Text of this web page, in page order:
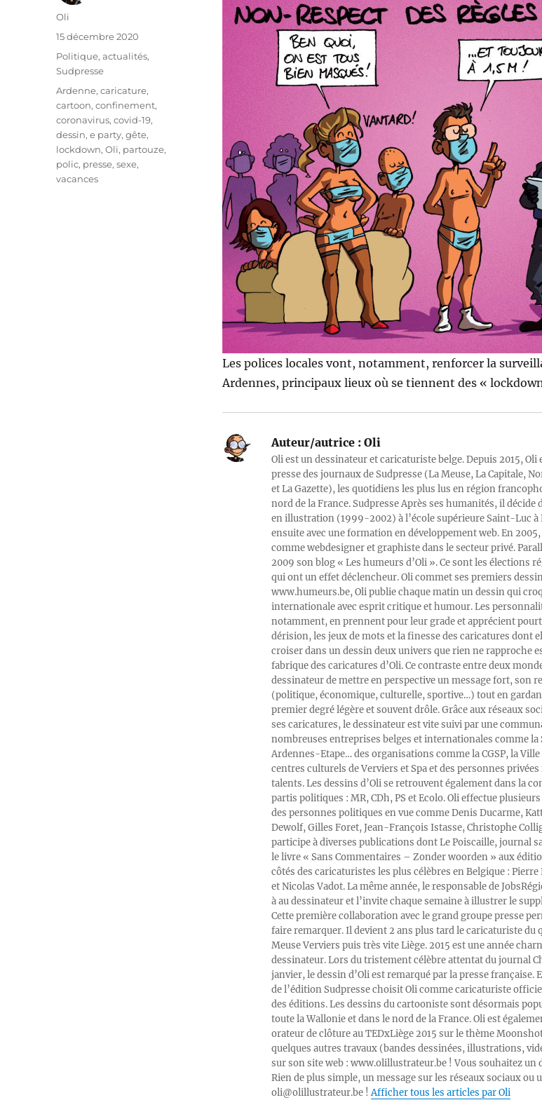
Les polices locales vont, notamment, renforcer la
Ardennes, principaux lieux où se tiennent des «
Auteur/autrice :Oli
Oli est un dessinateur et caricaturiste belge. Depuis 2015, Oli
presse des journaux de Sudpresse (La Meuse, La Capitale,
et La Gazette), les quotidiens les plus lus en région
nord de la France. Sudpresse Après ses humanités, il
en illustration (1999-2002) à l’école supérieure Saint-Luc à
ensuite avec une formation en développement web. En
comme webdesigner et graphiste dans le secteur privé.
2009 son blog « Les humeurs d’Oli ». Ce sont les élections
qui ont un effet déclencheur. Oli commet ses premiers
www.humeurs.be, Oli publie chaque matin un dessin qui
internationale avec esprit critique et humour. Les
notamment, en prennent pour leur grade et apprécient
dérision, les jeux de mots et la finesse des caricatures dont
croiser dans un dessin deux univers que rien ne rapproche
fabrique des caricatures d’Oli. Ce contraste entre deux
dessinateur de mettre en perspective un message fort, son
(politique, économique, culturelle, sportive…) tout en
premier degré légère et souvent drôle. Grâce aux réseaux
ses caricatures, le dessinateur est vite suivi par une
nombreuses entreprises belges et internationales comme la
Ardennes-Etape… des organisations comme la CGSP, la Ville
centres culturels de Verviers et Spa et des personnes privées
talents. Les dessins d’Oli se retrouvent également dans la
partis politiques : MR, CDh, PS et Ecolo. Oli effectue
des personnes politiques en vue comme Denis Ducarme,
Dewolf, Gilles Foret, Jean-François Istasse, Christophe
participe à diverses publications dont Le Poiscaille, journal
le livre « Sans Commentaires – Zonder woorden » aux
côtés des caricaturistes les plus célèbres en Belgique :
et Nicolas Vadot. La même année, le responsable de
à au dessinateur et l’invite chaque semaine à illustrer le
Cette première collaboration avec le grand groupe presse
faire remarquer. Il devient 2 ans plus tard le caricaturiste du
Meuse Verviers puis très vite Liège. 2015 est une année
dessinateur. Lors du tristement célèbre attentat du journal
janvier, le dessin d’Oli est remarqué par la presse française.
de l’édition Sudpresse choisit Oli comme caricaturiste
des éditions. Les dessins du cartooniste sont désormais
toute la Wallonie et dans le nord de la France. Oli est
orateur de clôture au TEDxLiège 2015 sur le thème
quelques autres travaux (bandes dessinées, illustrations,
sur son site web : www.olillustrateur.be ! Vous souhaitez un
Rien de plus simple, un message sur les réseaux sociaux ou
oli@olillustrateur.be !Afficher tous les articles par Oli
Auteur
Oli
Publié
15 décembre 2020
Catégories
Politique, actualités,
Sudpresse
Étiquettes
Ardenne,caricature,
cartoon,confinement,
coronavirus,covid-19,
dessin,e party,gête,
lockdown,Oli, partouze,
polic, presse,sexe,
vacances